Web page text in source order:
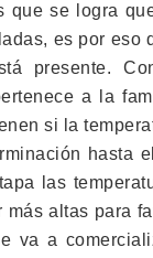
que se logra
es por eso
presente.
a la
si la
hasta
las
altas para
va a